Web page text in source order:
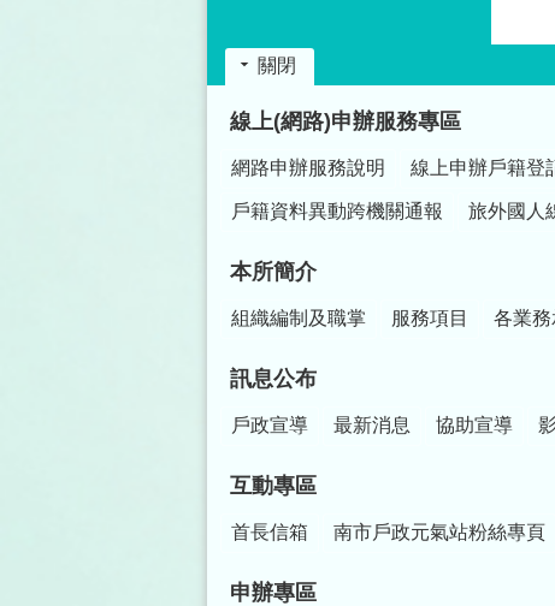
關閉
線上(網路)申辦服務專區
網路申辦服務說明 線上申辦戶籍登
戶籍資料異動跨機關通報 旅外國人
本所簡介
組織編制及職掌 服務項目 各業
訊息公布
戶政宣導 最新消息 協助宣導
互動專區
首長信箱 南市戶政元氣站粉絲專頁
申辦專區